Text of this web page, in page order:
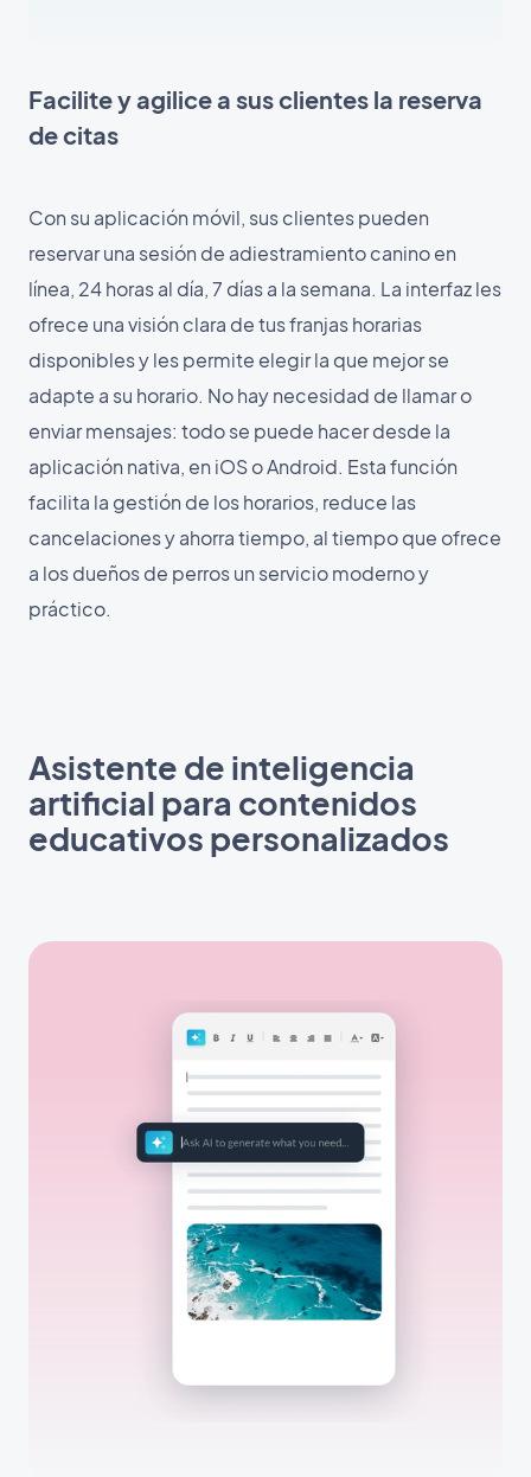
Facilite y agilice a sus clientes la reserva
de citas
Con su aplicación móvil, sus clientes pueden
reservar una sesión de adiestramiento canino en
línea, 24 horas al día, 7 días a la semana. La interfaz les
ofrece una visión clara de tus franjas horarias
disponibles y les permite elegir la que mejor se
adapte a su horario. No hay necesidad de llamar o
enviar mensajes: todo se puede hacer desde la
aplicación nativa, en iOS o Android. Esta función
facilita la gestión de los horarios, reduce las
cancelaciones y ahorra tiempo, al tiempo que ofrece
a los dueños de perros un servicio moderno y
práctico.
Asistente de inteligencia
artificial para contenidos
educativos personalizados